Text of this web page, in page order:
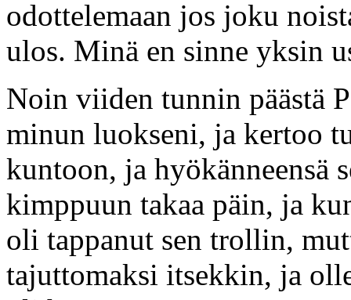
odottelemaan jos joku
ulos. Minä en sinne yksin
Noin viiden tunnin päästä
minun luokseni, ja kertoo
kuntoon, ja hyökänneensä
kimppuun takaa päin, ja
oli tappanut sen trollin,
tajuttomaksi itsekkin, ja